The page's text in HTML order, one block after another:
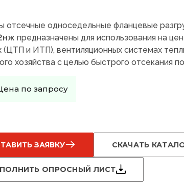
отсечные односедельные фланцевые
предназначены для использования на
(ЦТП и ИТП), вентиляционных системах
хозяйства с целью быстрого отсекания
по запросу
ЗАЯВКУ СКАЧАТЬ
ОПРОСНЫЙ ЛИСТ